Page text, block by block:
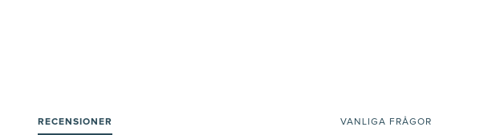
RECENSIONER VANLIGA FRÅGOR